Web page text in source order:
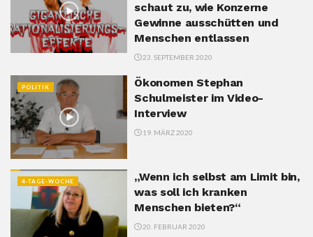
schaut zu, wie Konzerne
Gewinne ausschütten und
Menschen entlassen
23. SEPTEMBER 2020
POLITIK
Ökonomen Stephan
Schulmeister im Video-
Interview
19. MÄRZ 2020
4-TAGE-WOCHE
„Wenn ich selbst am Limit bin,
was soll ich kranken
Menschen bieten?“
20. FEBRUAR 2020